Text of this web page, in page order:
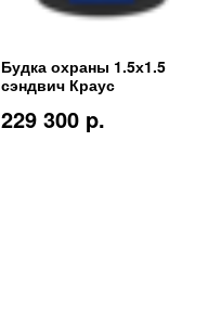
Будка охраны 1.5х1.5
сэндвич Краус
229 300 p.